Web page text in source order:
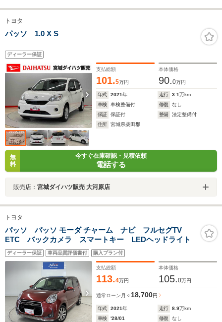
トヨタ
パッソ 1.0 X S
ディーラー保証
支払総額
101.5万円
本体価格
90.0万円
年式 2021年 走行 3.1万km
車検
車検整備付 修復
なし
保証
保証付 整備
法定整備付
住所
宮城県柴田郡
無
料
今すぐ在庫確認・見積依頼
電話する
販売店： 宮城ダイハツ販売 大河原店
トヨタ
パッソ パッソ モーダ チャーム ナビ フルセグTV
ETC バックカメラ スマートキー LEDヘッドライト
ディーラー保証 車両品質評価書付 購入プラン付
支払総額
113.4万円
本体価格
105.0万円
通常ローン 月々 18,700円
年式 2021年 走行 8.9万km
車検
'28/01 修復
なし